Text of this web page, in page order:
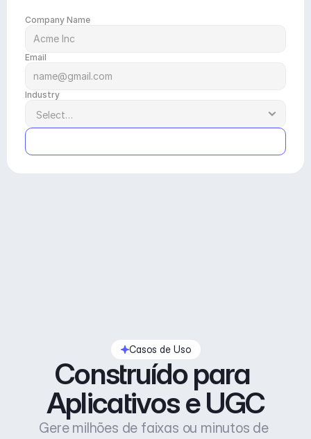
Company Name
Email
Industry
Casos de Uso
Construído para
Aplicativos e UGC
Gere milhões de faixas ou minutos de